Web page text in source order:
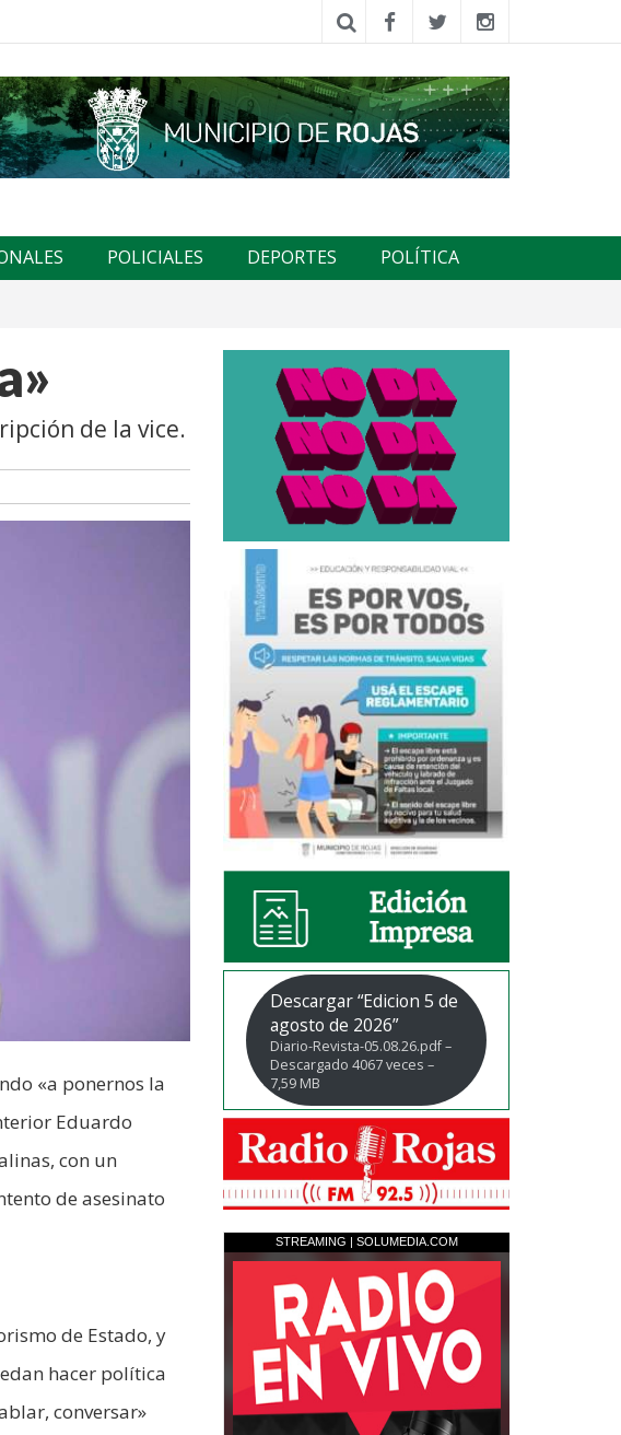
POLICIALES DEPORTES POLÍTICA
de la vice.
«a ponernos la
Eduardo
con un
de asesinato
de Estado, y
hacer política
conversar»
Descargar “Edicion 5 de
agosto de 2026”
Diario-Revista-05.08.26.pdf –
Descargado 4067 veces –
7,59 MB